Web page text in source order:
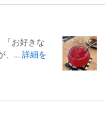
「お好きな
、... 詳細を